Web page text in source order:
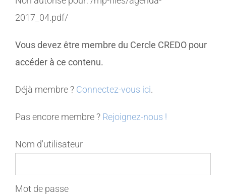
MEMBRES
CONTACT
2017_04.pdf/
Vous devez être membre du Cercle CREDO pour
accéder à ce contenu.
Déjà membre ? Connectez-vous ici.
Pas encore membre ? Rejoignez-nous !
Nom d'utilisateur
Mot de passe